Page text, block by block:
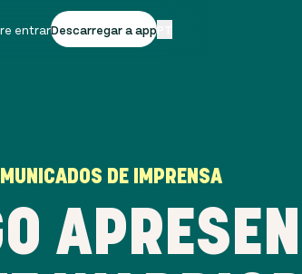
entrarDescarregar a app
DE IMPRENSA